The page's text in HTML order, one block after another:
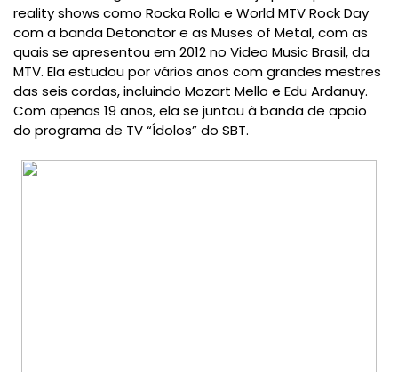
reality shows como Rocka Rolla e World MTV Rock Day
com a banda Detonator e as Muses of Metal, com as
quais se apresentou em 2012 no Video Music Brasil, da
MTV. Ela estudou por vários anos com grandes mestres
das seis cordas, incluindo Mozart Mello e Edu Ardanuy.
Com apenas 19 anos, ela se juntou à banda de apoio
do programa de TV “Ídolos” do SBT.